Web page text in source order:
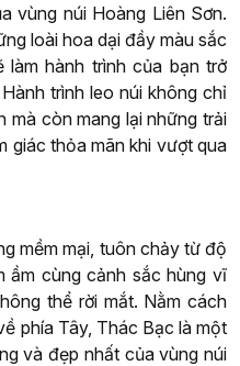
vùng núi Hoàng Liên Sơn.
loài hoa dại đầy màu sắc
hành trình của bạn trở
trình leo núi không chỉ
mà còn mang lại những trải
giác thỏa mãn khi vượt qua
mềm mại, tuôn chảy từ độ
ầm cùng cảnh sắc hùng vĩ
thể rời mắt. Nằm cách
phía Tây, Thác Bạc là một
và đẹp nhất của vùng núi